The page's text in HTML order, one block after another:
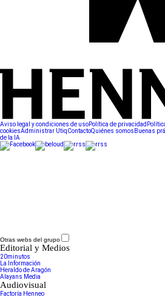
Aviso legal y condiciones de usoPolítica de privacidad
cookiesAdministrar UtiqContactoQuiénes somos Buenas
de la IA
Otras webs del grupo
Editorial y Medios
20minutos
La Información
Heraldo de Aragón
Alayans Media
Audiovisual
Factoría Henneo